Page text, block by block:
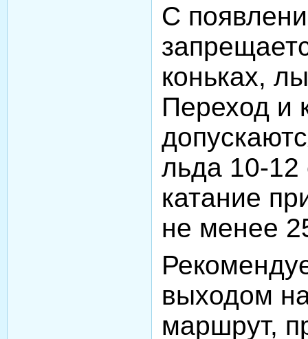
С
коньках,
Переход и
льда 10-
катание
не менее
выходом
маршрут,